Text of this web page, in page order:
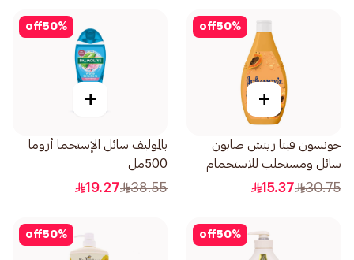
50%
off
+
جونسون فيتا ريتش صابون
سائل ومستحلب للاستحمام
بخلاصة البابايا 400مل
30.75
15.37
50%
off
+
بالموليف سائل الإستحما أروما
500مل
38.55
19.27
50%
off
50%
off